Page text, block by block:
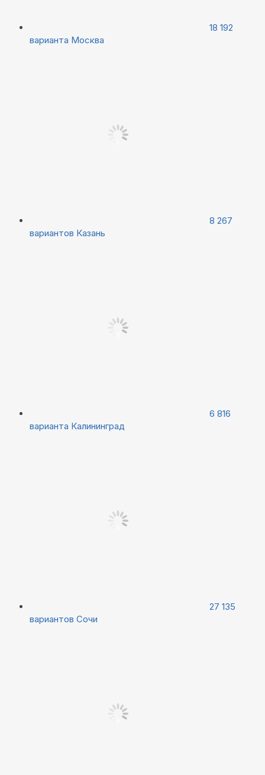
18 192
варианта Москва
8 267
вариантов Казань
6 816
варианта Калининград
27 135
вариантов Сочи